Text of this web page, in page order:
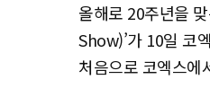
올해로 20주년을
Show)’가 10일 코
처음으로 코엑스에